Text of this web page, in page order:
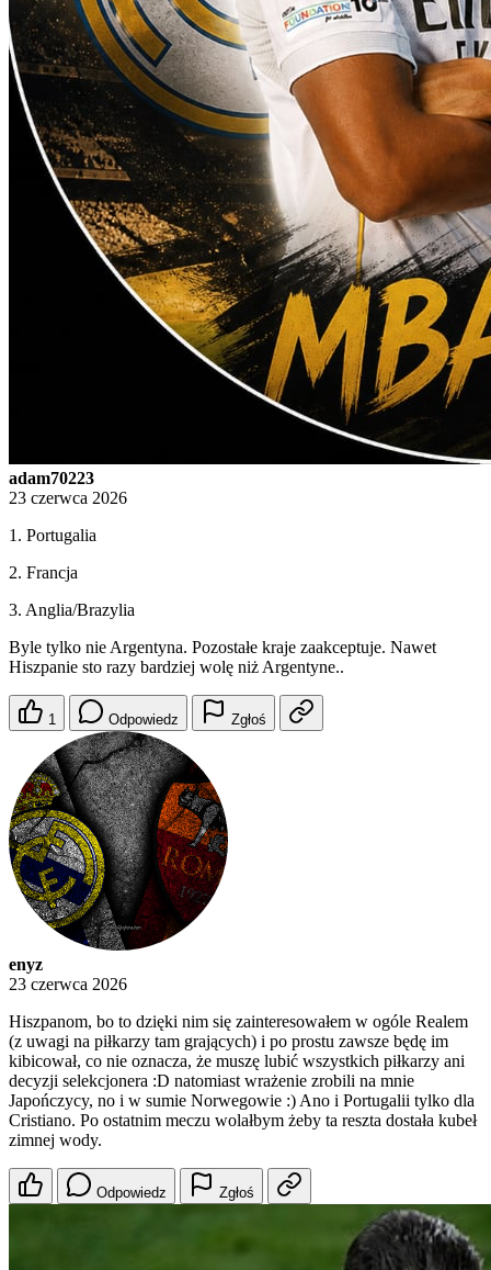
adam70223
23 czerwca 2026
1. Portugalia
2. Francja
3. Anglia/Brazylia
Byle tylko nie Argentyna. Pozostałe kraje zaakceptuje. Nawet
Hiszpanie sto razy bardziej wolę niż Argentyne..
1 Odpowiedz Zgłoś
enyz
23 czerwca 2026
Hiszpanom, bo to dzięki nim się zainteresowałem w ogóle Realem
(z uwagi na piłkarzy tam grających) i po prostu zawsze będę im
kibicował, co nie oznacza, że muszę lubić wszystkich piłkarzy ani
decyzji selekcjonera :D natomiast wrażenie zrobili na mnie
Japończycy, no i w sumie Norwegowie :) Ano i Portugalii tylko dla
Cristiano. Po ostatnim meczu wolałbym żeby ta reszta dostała kubeł
zimnej wody.
Odpowiedz Zgłoś